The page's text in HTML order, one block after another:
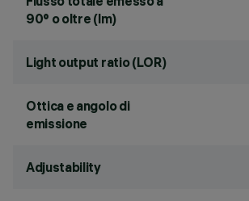
90° o oltre (lm)
Light output ratio (LOR)
Ottica e angolo di
emissione
Adjustability